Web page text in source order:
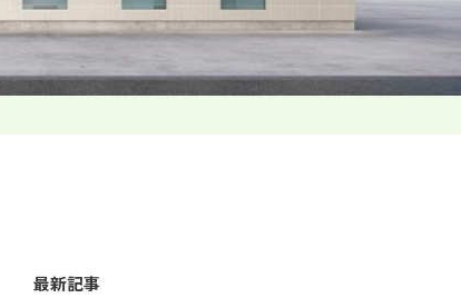
最新記事